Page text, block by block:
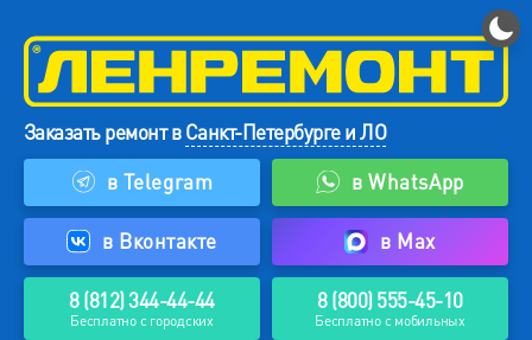
Заказать ремонт вСанкт-Петербурге и ЛО
в Telegram
в WhatsApp
в Вконтакте в Max
8 (812) 344-44-44
Бесплатно с городских
8 (800) 555-45-10
Бесплатно с мобильных